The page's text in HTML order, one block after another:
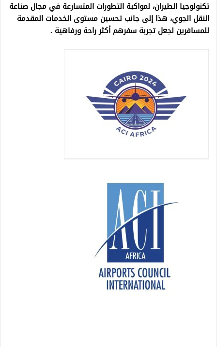
تكنولوجيا الطيران، لمواكبة التطورات المتسارعة في مجال صناعة
النقل الجوي، هذا إلى جانب تحسين مستوى الخدمات المقدمة
للمسافرين لجعل تجربة سفرهم أكثر راحة ورفاهية .